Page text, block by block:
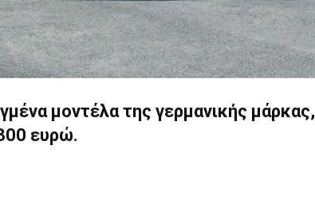
μοντέλα της γερμανικής μάρκας,
ευρώ.